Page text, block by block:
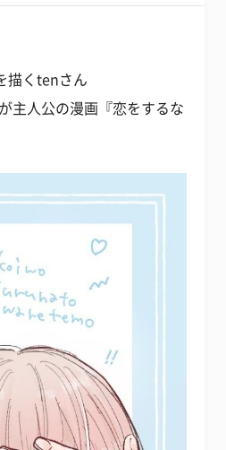
描くtenさん
主人公の漫画『恋をするな